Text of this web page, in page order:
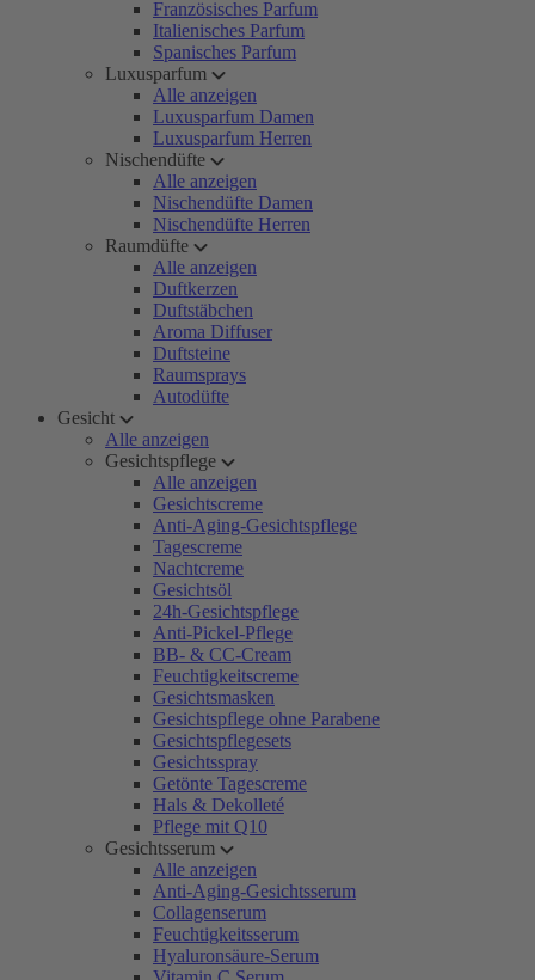
Französisches Parfum
Italienisches Parfum
Spanisches Parfum
Luxusparfum
Alle anzeigen
Luxusparfum Damen
Luxusparfum Herren
Nischendüfte
Alle anzeigen
Nischendüfte Damen
Nischendüfte Herren
Raumdüfte
Alle anzeigen
Duftkerzen
Duftstäbchen
Aroma Diffuser
Duftsteine
Raumsprays
Autodüfte
Gesicht
Alle anzeigen
Gesichtspflege
Alle anzeigen
Gesichtscreme
Anti-Aging-Gesichtspflege
Tagescreme
Nachtcreme
Gesichtsöl
24h-Gesichtspflege
Anti-Pickel-Pflege
BB- & CC-Cream
Feuchtigkeitscreme
Gesichtsmasken
Gesichtspflege ohne Parabene
Gesichtspflegesets
Gesichtsspray
Getönte Tagescreme
Hals & Dekolleté
Pflege mit Q10
Gesichtsserum
Alle anzeigen
Anti-Aging-Gesichtsserum
Collagenserum
Feuchtigkeitsserum
Hyaluronsäure-Serum